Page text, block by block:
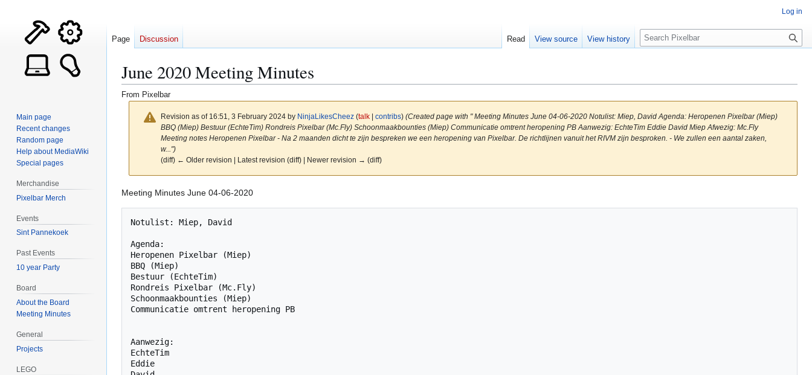
June 2020 Meeting Minutes
From Pixelbar
Revision as of 16:51, 3 February 2024 by NinjaLikesCheez (talk| contribs) (Created page with " Meeting Minutes June 04-06-2020 Notulist: Miep, David Agenda: Heropenen Pixelbar (Miep)
BBQ (Miep) Bestuur (EchteTim) Rondreis Pixelbar (Mc.Fly) Schoonmaakbounties (Miep) Communicatie omtrent heropening PB Aanwezig: EchteTim Eddie David Miep Afwezig: Mc.Fly
Meeting notes Heropenen Pixelbar - Na 2 maanden dicht te zijn bespreken we een heropening van Pixelbar. De richtlijnen vanuit het RIVM zijn besproken. - We zullen een aantal zaken,
w...")
(diff) ← Older revision | Latest revision (diff) | Newer revision → (diff)
Jump
navigation
Jump
search
Meeting Minutes June 04-06-2020
Notulist: Miep, David
Agenda:
Heropenen Pixelbar (Miep)
BBQ (Miep)
Bestuur (EchteTim)
Rondreis Pixelbar (Mc.Fly)
Schoonmaakbounties (Miep)
Communicatie omtrent heropening PB
Aanwezig:
EchteTim
Eddie
Log in
Page Discussion Read View source View history
S
e
c
h
Main page
Recent changes
Random page
Help about MediaWiki
Special pages
Merchandise
Pixelbar Merch
Events
Sint Pannekoek
Past Events
10 year Party
Board
About the Board
Meeting Minutes
General
Projects
LEGO